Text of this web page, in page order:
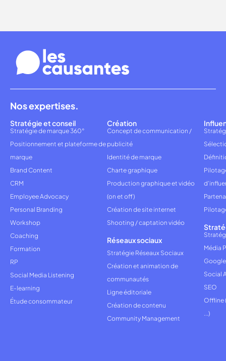
Nos expertises.
Stratégie et conseil
Stratégie de marque 360°
Positionnement et plateforme de
marque
Brand Content
CRM
Employee Advocacy
Personal Branding
Workshop
Coaching
Formation
RP
Social Media Listening
E-learning
Étude consommateur
Création
Concept de communication /
publicité
Identité de marque
Charte graphique
Production graphique et vidéo
(on et off)
Création de site internet
Shooting / captation vidéo
Réseaux sociaux
Stratégie Réseaux Sociaux
Création et animation de
communautés
Ligne éditoriale
Création de contenu
Community Management
Média
Social
SEO
Offline
...)